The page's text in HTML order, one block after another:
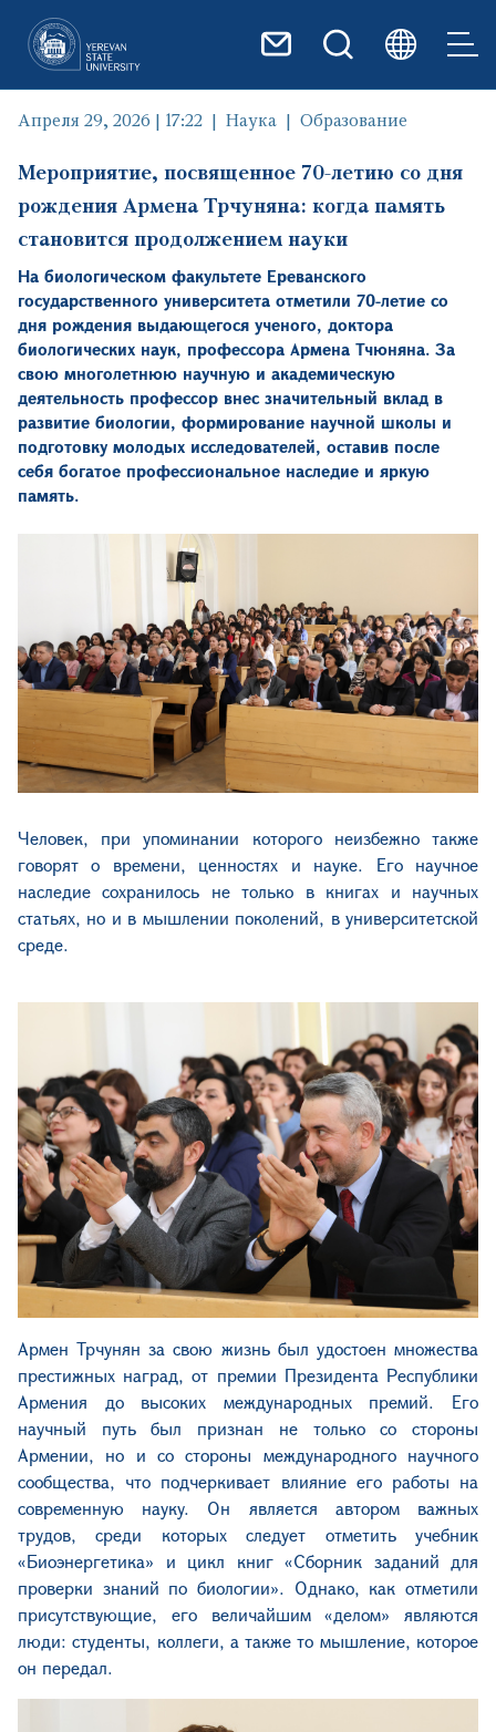
Апреля 29, 2026 | 17:22 Наука Образование
Мероприятие, посвященное 70-летию со дня
рождения Армена Трчуняна: когда память
становится продолжением науки
На биологическом факультете Ереванского
государственного университета отметили 70-летие со
дня рождения выдающегося ученого, доктора
биологических наук, профессора Армена Тчюняна. За
свою многолетнюю научную и академическую
деятельность профессор внес значительный вклад в
развитие биологии, формирование научной школы и
подготовку молодых исследователей, оставив после
себя богатое профессиональное наследие и яркую
память.
Человек, при упоминании которого неизбежно также
говорят о времени, ценностях и науке. Его научное
наследие сохранилось не только в книгах и научных
статьях, но и в мышлении поколений, в университетской
среде.
Армен Трчунян за свою жизнь был удостоен множества
престижных наград, от премии Президента Республики
Армения до высоких международных премий. Его
научный путь был признан не только со стороны
Армении, но и со стороны международного научного
сообщества, что подчеркивает влияние его работы на
современную науку. Он является автором важных
трудов, среди которых следует отметить учебник
«Биоэнергетика» и цикл книг «Сборник заданий для
проверки знаний по биологии». Однако, как отметили
присутствующие, его величайшим «делом» являются
люди: студенты, коллеги, а также то мышление, которое
он передал.